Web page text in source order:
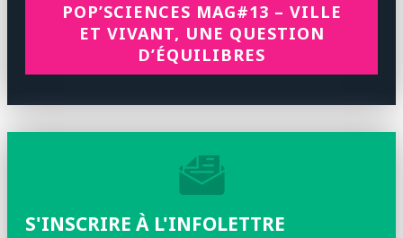
POP’SCIENCES MAG#13 – VILLE
ET VIVANT, UNE QUESTION
D’ÉQUILIBRES
S'INSCRIRE À L'INFOLETTRE